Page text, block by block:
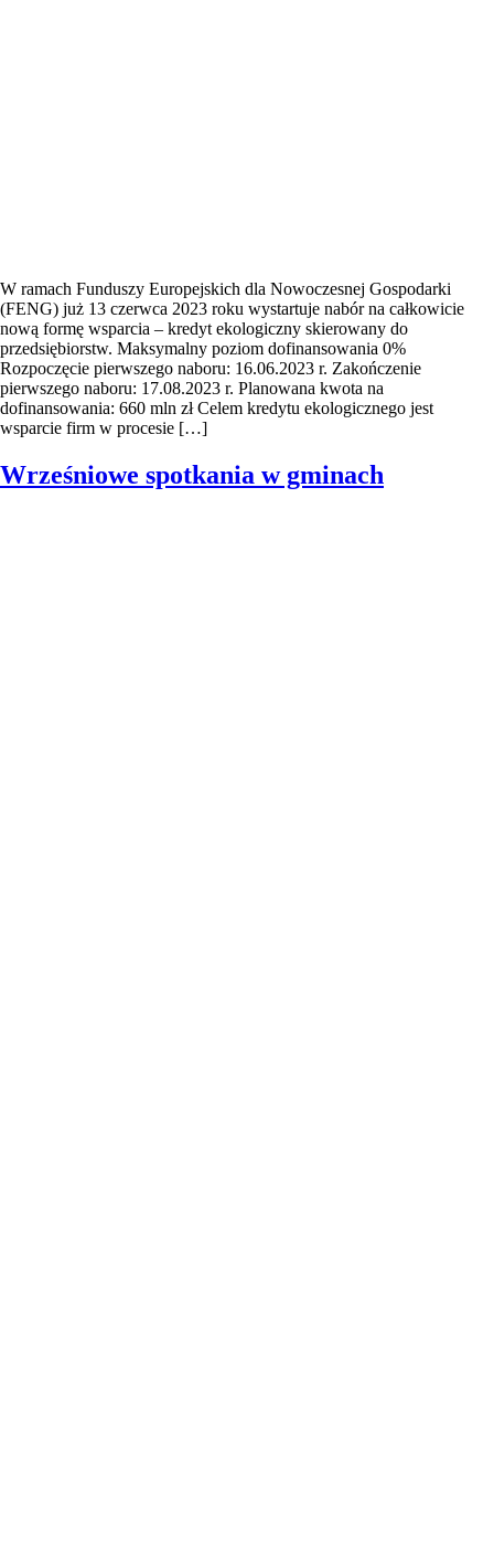
W ramach Funduszy Europejskich dla Nowoczesnej Gospodarki
(FENG) już 13 czerwca 2023 roku wystartuje nabór na całkowicie
nową formę wsparcia – kredyt ekologiczny skierowany do
przedsiębiorstw. Maksymalny poziom dofinansowania 0%
Rozpoczęcie pierwszego naboru: 16.06.2023 r. Zakończenie
pierwszego naboru: 17.08.2023 r. Planowana kwota na
dofinansowania: 660 mln zł Celem kredytu ekologicznego jest
wsparcie firm w procesie […]
Wrześniowe spotkania w gminach